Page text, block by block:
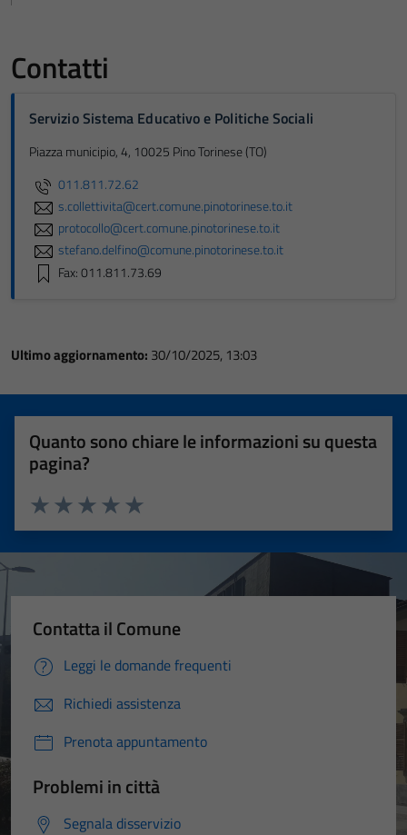
Contatti
Servizio Sistema Educativo e Politiche Sociali
Piazza municipio, 4, 10025 Pino Torinese (TO)
011.811.72.62
s.collettivita@cert.comune.pinotorinese.to.it
protocollo@cert.comune.pinotorinese.to.it
stefano.delfino@comune.pinotorinese.to.it
Fax: 011.811.73.69
Ultimo aggiornamento: 30/10/2025, 13:03
Quanto sono chiare le informazioni su questa
pagina?
Valuta 5 stelle su 5
Valuta 4 stelle su 5
Valuta 3 stelle su 5
Valuta 2 stelle su 5
Valuta 1 stelle su 5
Contatta il Comune
Leggi le domande frequenti
Richiedi assistenza
Prenota appuntamento
Problemi in città
Segnala disservizio